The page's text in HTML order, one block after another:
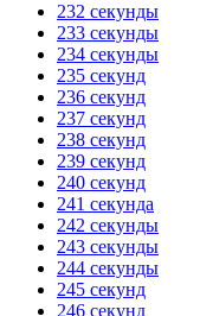
232 секунды
233 секунды
234 секунды
235 секунд
236 секунд
237 секунд
238 секунд
239 секунд
240 секунд
241 секунда
242 секунды
243 секунды
244 секунды
245 секунд
246 секунд